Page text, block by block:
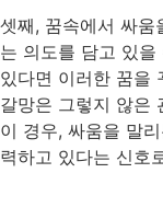
셋째, 꿈속에서 싸움
는 의도를 담고 있
있다면 이러한 꿈을
갈망은 그렇지 않은
이 경우, 싸움을 말
력하고 있다는 신호